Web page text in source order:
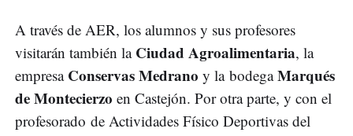
A través de AER, los alumnos y sus profesores
visitarán también laCiudad Agroalimentaria, la
empresa Conservas Medrano y la bodegaMarqués
de Montecierzo en Castejón. Por otra parte, y con el
profesorado de Actividades Físico Deportivas del